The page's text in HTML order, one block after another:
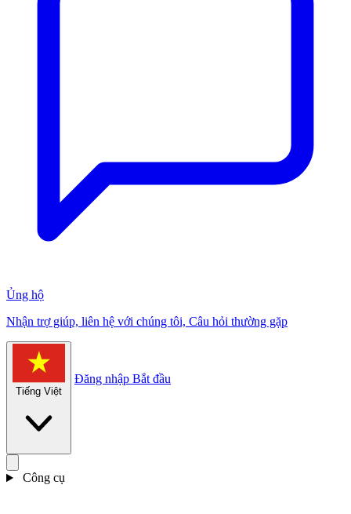
Ủng hộ
Nhận trợ giúp, liên hệ với chúng tôi, Câu hỏi thường gặp
Tiếng Việt
Đăng nhập Bắt đầu
Công cụ